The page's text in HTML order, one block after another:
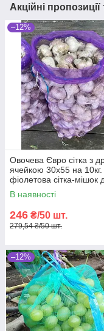
Акційні
–12%
Овочева Євро сітка з
ячейкою 30х55 на
фіолетова сітка-мішок
овочів.
В наявності
246 ₴/50 шт.
279,54 ₴/50 шт.
–12%